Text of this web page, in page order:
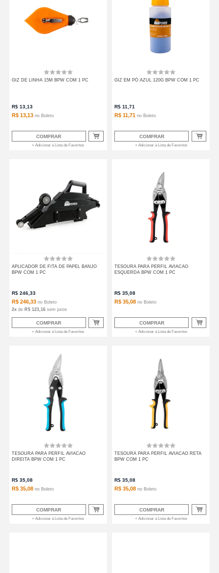
GIZ DE LINHA 15M BPW COM 1 PC
R$ 13,13
R$ 13,13 no Boleto
COMPRAR
+ Adicionar à Lista de Favoritos
GIZ EM PÓ AZUL 120G BPW COM 1 PC
R$ 11,71
R$ 11,71 no Boleto
COMPRAR
+ Adicionar à Lista de Favoritos
APLICADOR DE FITA DE PAPEL BANJO
BPW COM 1 PC
R$ 246,33
R$ 246,33 no Boleto
2x de R$ 123,16 sem juros
COMPRAR
+ Adicionar à Lista de Favoritos
TESOURA PARA PERFIL AVIACAO
ESQUERDA BPW COM 1 PC
R$ 35,08
R$ 35,08 no Boleto
COMPRAR
+ Adicionar à Lista de Favoritos
TESOURA PARA PERFIL AVIACAO
DIREITA BPW COM 1 PC
R$ 35,08
R$ 35,08 no Boleto
COMPRAR
+ Adicionar à Lista de Favoritos
TESOURA PARA PERFIL AVIACAO RETA
BPW COM 1 PC
R$ 35,08
R$ 35,08 no Boleto
COMPRAR
+ Adicionar à Lista de Favoritos